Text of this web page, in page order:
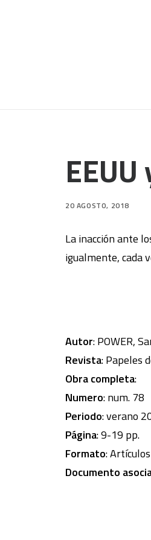
20 AGOSTO, 2018
La inacción ante
igualmente, cada
Autor: POWER,
Revista: Papeles
Obra completa:
Numero: num. 78
Periodo: verano
Página: 9-19 pp.
Formato: Artículos
Documento